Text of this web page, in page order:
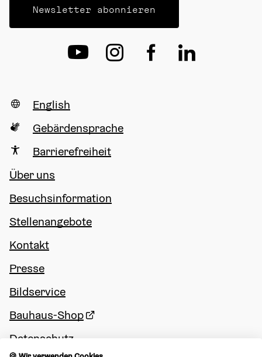
Newsletter abonnieren
English
Gebärdensprache
Barrierefreiheit
Über uns
Besuchsinformation
Stellenangebote
Kontakt
Presse
Bildservice
Bauhaus-Shop
Datenschutz